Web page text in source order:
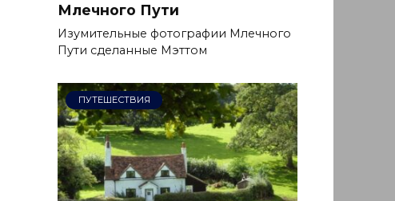
Млечного Пути
Изумительные фотографии Млечного
Пути сделанные Мэттом
ПУТЕШЕСТВИЯ